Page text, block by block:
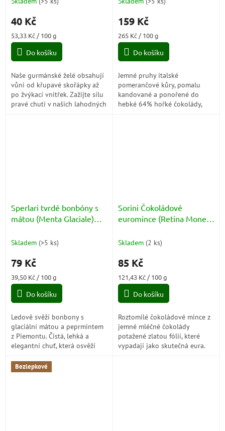
40 Kč
Měrná
cena:
53,33 Kč / 100 g
Do košíku
Naše gurmánské želé obsahují
vůni od křupavé skořápky až
po žvýkací vnitřek. Zažijte sílu
pravé chuti v našich lahodných
159 Kč
Měrná
cena:
265 Kč / 100 g
Do košíku
Jemné pruhy italské
pomerančové kůry, pomalu
kandované a ponořené do
hebké 64% hořké čokolády,
Sperlari tvrdé bonbóny s
mátou (Menta Glaciale)
Skladem (>5 ks)
79 Kč
Měrná
cena:
39,50 Kč / 100 g
Do košíku
Ledově svěží bonbony s
glaciální mátou a peprmintem
z Piemontu. Čistá, lehká a
elegantní chuť, která osvěží
Sorini Čokoládové
euromince (Retina Monete
Skladem (2 ks)
85 Kč
Měrná
cena:
121,43 Kč / 100 g
Do košíku
Roztomilé čokoládové mince z
jemné mléčné čokolády
potažené zlatou fólií, které
vypadají jako skutečná eura.
Bezlepkové